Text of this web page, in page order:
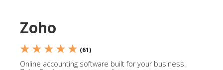
Zoho
★ ★ ★ ★ ★ (61)
Online accounting software built for your business.